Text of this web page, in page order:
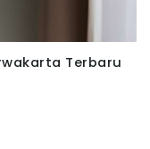
Terbaru